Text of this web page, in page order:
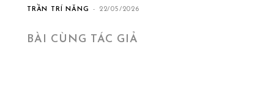
TRẦN TRÍ NĂNG - 22/05/2026
BÀI CÙNG TÁC GIẢ